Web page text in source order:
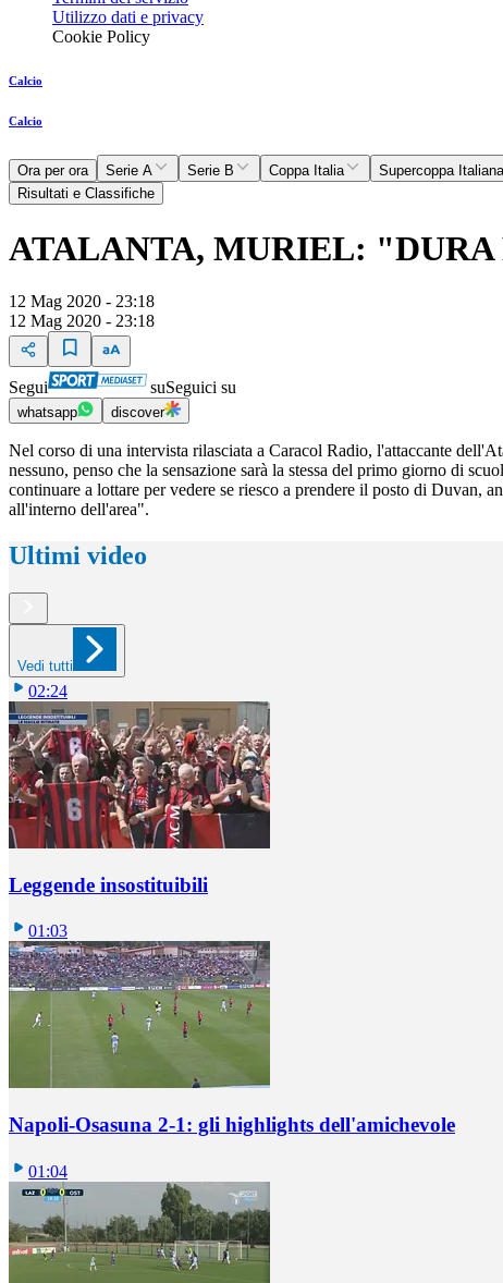
Utilizzo dati e privacy
Cookie Policy
Calcio
Calcio
Ora per ora Serie A Serie B Coppa Italia Supercoppa Italiana
Risultati e Classifiche
ATALANTA, MURIEL: "DURA
12 Mag 2020 - 23:18
12 Mag 2020 - 23:18
Segui suSeguici su
whatsapp discover
Nel corso di una intervista rilasciata a Caracol Radio, l'attaccante
nessuno, penso che la sensazione sarà la stessa del primo giorno di
continuare a lottare per vedere se riesco a prendere il posto di Duvan,
all'interno dell'area".
Ultimi video
Vedi tutti
02:24
Leggende insostituibili
01:03
Napoli-Osasuna 2-1: gli highlights dell'amichevole
01:04